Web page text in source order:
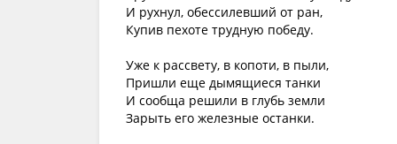
И рухнул, обессилевший от ран,
Купив пехоте трудную победу.
Уже к рассвету, в копоти, в пыли,
Пришли еще дымящиеся танки
И сообща решили в глубь земли
Зарыть его железные останки.